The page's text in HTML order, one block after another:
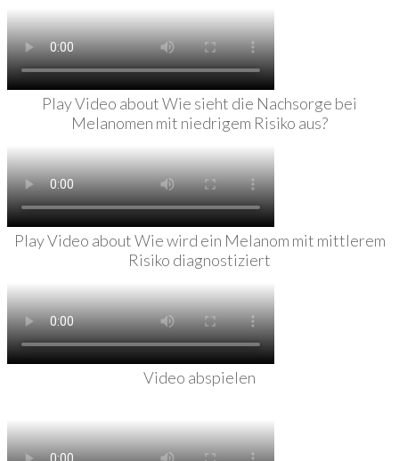
Play Video about Wie sieht die Nachsorge bei
Melanomen mit niedrigem Risiko aus?
Play Video about Wie wird ein Melanom mit mittlerem
Risiko diagnostiziert
Video abspielen